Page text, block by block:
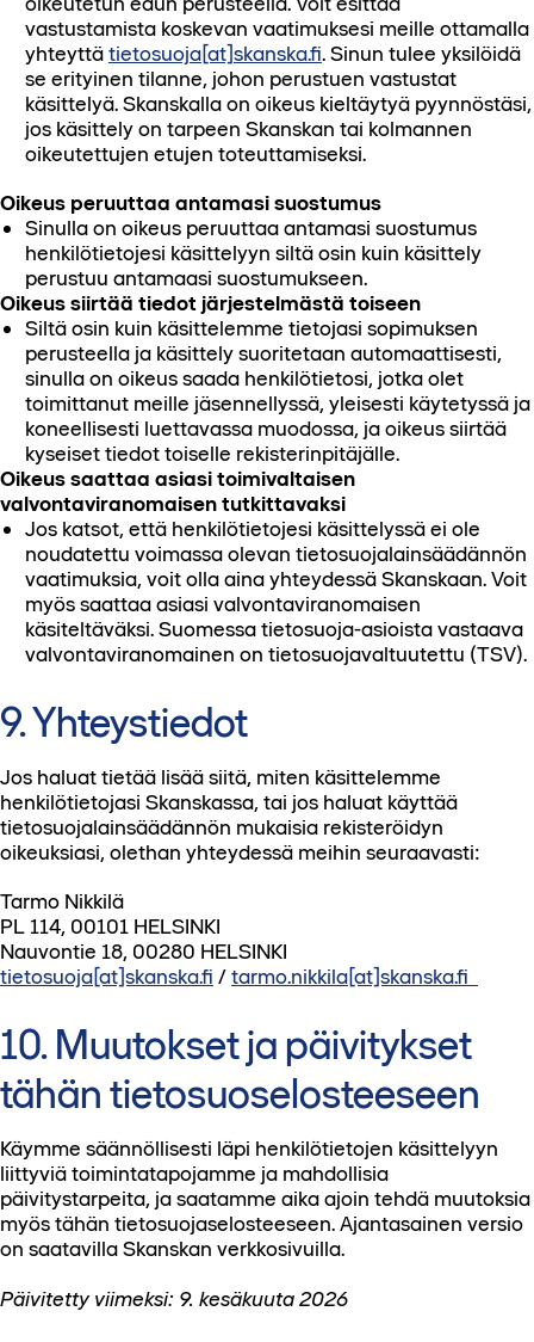
vastustamista koskevan vaatimuksesi meille ottamalla
yhteyttätietosuoja[at]skanska.fi. Sinun tulee yksilöidä
se erityinen tilanne, johon perustuen vastustat
käsittelyä. Skanskalla on oikeus kieltäytyä pyynnöstäsi,
jos käsittely on tarpeen Skanskan tai kolmannen
oikeutettujen etujen toteuttamiseksi.
Oikeus peruuttaa antamasi suostumus
Sinulla on oikeus peruuttaa antamasi suostumus
henkilötietojesi käsittelyyn siltä osin kuin käsittely
perustuu antamaasi suostumukseen.
Oikeus siirtää tiedot järjestelmästä toiseen
Siltä osin kuin käsittelemme tietojasi sopimuksen
perusteella ja käsittely suoritetaan automaattisesti,
sinulla on oikeus saada henkilötietosi, jotka olet
toimittanut meille jäsennellyssä, yleisesti käytetyssä ja
koneellisesti luettavassa muodossa, ja oikeus siirtää
kyseiset tiedot toiselle rekisterinpitäjälle.
Oikeus saattaa asiasi toimivaltaisen
valvontaviranomaisen tutkittavaksi
Jos katsot, että henkilötietojesi käsittelyssä ei ole
noudatettu voimassa olevan tietosuojalainsäädännön
vaatimuksia, voit olla aina yhteydessä Skanskaan. Voit
myös saattaa asiasi valvontaviranomaisen
käsiteltäväksi. Suomessa tietosuoja-asioista vastaava
valvontaviranomainen on tietosuojavaltuutettu (TSV).
9. Yhteystiedot
Jos haluat tietää lisää siitä, miten käsittelemme
henkilötietojasi Skanskassa, tai jos haluat käyttää
tietosuojalainsäädännön mukaisia rekisteröidyn
oikeuksiasi, olethan yhteydessä meihin seuraavasti:
Tarmo Nikkilä
PL 114, 00101 HELSINKI
Nauvontie 18, 00280 HELSINKI
tietosuoja[at]skanska.fi /tarmo.nikkila[at]skanska.fi
10. Muutokset ja päivitykset
tähän tietosuoselosteeseen
Käymme säännöllisesti läpi henkilötietojen käsittelyyn
liittyviä toimintatapojamme ja mahdollisia
päivitystarpeita, ja saatamme aika ajoin tehdä muutoksia
myös tähän tietosuojaselosteeseen. Ajantasainen versio
on saatavilla Skanskan verkkosivuilla.
Päivitetty viimeksi: 9. kesäkuuta 2026